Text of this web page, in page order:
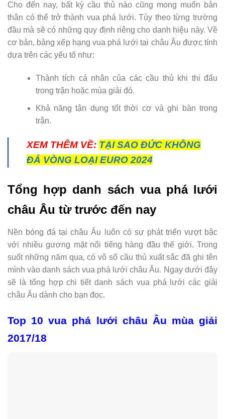
Cho đến nay, bất kỳ cầu thủ nào cũng mong muốn bản
thân có thể trở thành vua phá lưới. Tùy theo từng trường
đầu mà sẽ có những quy định riêng cho danh hiệu này. Về
cơ bản, bảng xếp hạng vua phá lưới tại châu Âu được tính
dựa trên các yếu tố như:
Thành tích cá nhân của các cầu thủ khi thi đấu
trong trận hoặc mùa giải đó.
Khả năng tận dụng tốt thời cơ và ghi bàn trong
trận.
XEM THÊM VỀ: TẠI SAO ĐỨC KHÔNG
ĐÁ VÒNG LOẠI EURO 2024
Tổng hợp danh sách vua phá lưới
châu Âu từ trước đến nay
Nền bóng đá tại châu Âu luôn có sự phát triển vượt bậc
với nhiều gương mặt nổi tiếng hàng đầu thế giới. Trong
suốt những năm qua, có vô số cầu thủ xuất sắc đã ghi tên
mình vào danh sách vua phá lưới châu Âu. Ngay dưới đây
sẽ là tổng hợp chi tiết danh sách vua phá lưới các giải
châu Âu dành cho bạn đọc.
Top 10 vua phá lưới châu Âu mùa giải
2017/18